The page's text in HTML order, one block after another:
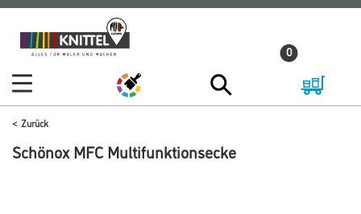
Zum
Inhalt
Zum
Navigationsmenü
0
Zurück
Schönox MFC Multifunktionsecke